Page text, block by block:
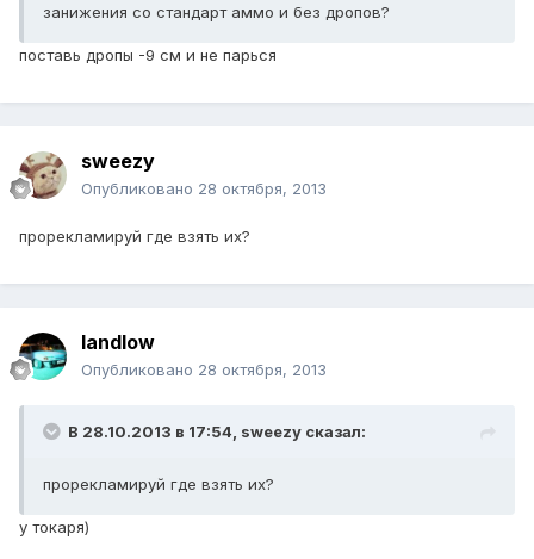
занижения со стандарт аммо и без дропов?
поставь дропы -9 см и не парься
sweezy
Опубликовано 28 октября, 2013
прорекламируй где взять их?
landlow
Опубликовано 28 октября, 2013
В 28.10.2013 в 17:54, sweezy сказал:
прорекламируй где взять их?
у токаря)